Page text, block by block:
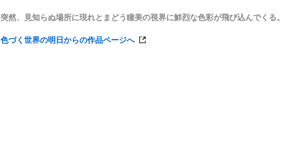
突然、見知らぬ場所に現れとまどう瞳美の視界に鮮烈な色彩が飛び込んでくる。
色づく世界の明日からの作品ページへ